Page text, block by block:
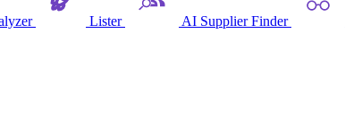
Lister AI Supplier Finder